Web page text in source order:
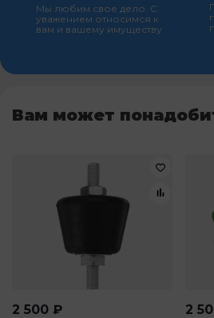
Мы любим свое дело. С
уважением относимся к
вам и вашему имуществу
Вам может
2 500 ₽ 2